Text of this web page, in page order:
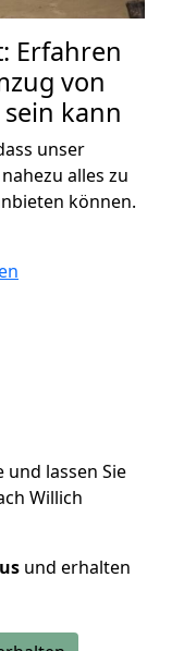
Erfahren
von
kann
unser
alles zu
können.
lassen Sie
Willich
und erhalten